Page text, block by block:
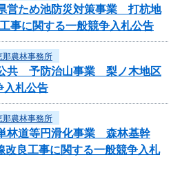
営ため池防災対策事業 打杭地
事に関する一般競争入札公告
那農林事務所
公共 予防治山事業 梨ノ木地区
入札公告
那農林事務所
林道等円滑化事業 森林基幹
良工事に関する一般競争入札